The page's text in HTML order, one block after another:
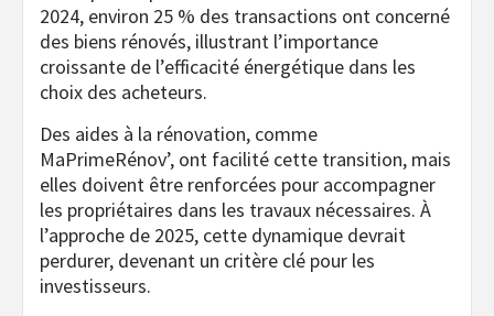
2024, environ 25 % des transactions ont concerné
des biens rénovés, illustrant l’importance
croissante de l’efficacité énergétique dans les
choix des acheteurs.
Des aides à la rénovation, comme
MaPrimeRénov’, ont facilité cette transition, mais
elles doivent être renforcées pour accompagner
les propriétaires dans les travaux nécessaires. À
l’approche de 2025, cette dynamique devrait
perdurer, devenant un critère clé pour les
investisseurs.